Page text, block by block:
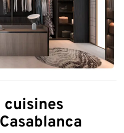
cuisines